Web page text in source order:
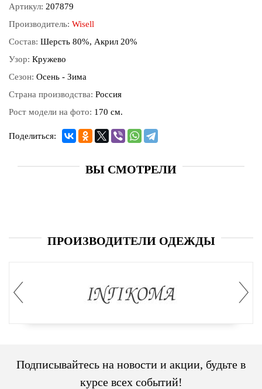
Артикул: 207879
Производитель: Wisell
Состав: Шерсть 80%, Акрил 20%
Узор: Кружево
Сезон: Осень - Зима
Страна производства: Россия
Рост модели на фото: 170 см.
Поделиться:
ВЫ СМОТРЕЛИ
ПРОИЗВОДИТЕЛИ ОДЕЖДЫ
Подписывайтесь на новости и акции, будьте в
курсе всех событий!